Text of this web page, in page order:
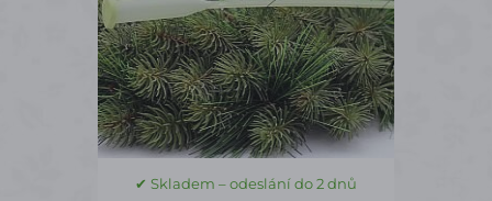
✔ Skladem – odeslání do 2 dnů